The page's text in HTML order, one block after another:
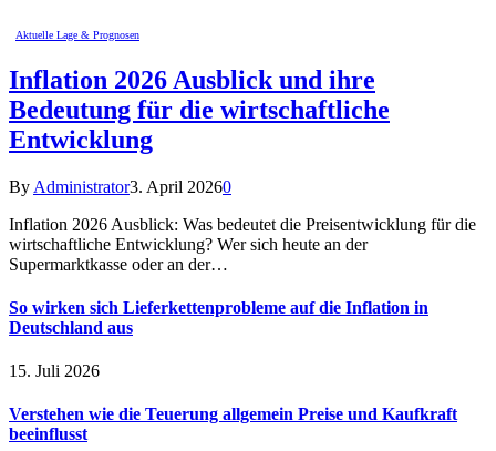
Aktuelle Lage & Prognosen
Inflation 2026 Ausblick und ihre
Bedeutung für die wirtschaftliche
Entwicklung
By Administrator3. April 20260
Inflation 2026 Ausblick: Was bedeutet die Preisentwicklung für die
wirtschaftliche Entwicklung? Wer sich heute an der
Supermarktkasse oder an der…
So wirken sich Lieferkettenprobleme auf die Inflation in
Deutschland aus
15. Juli 2026
Verstehen wie die Teuerung allgemein Preise und Kaufkraft
beeinflusst